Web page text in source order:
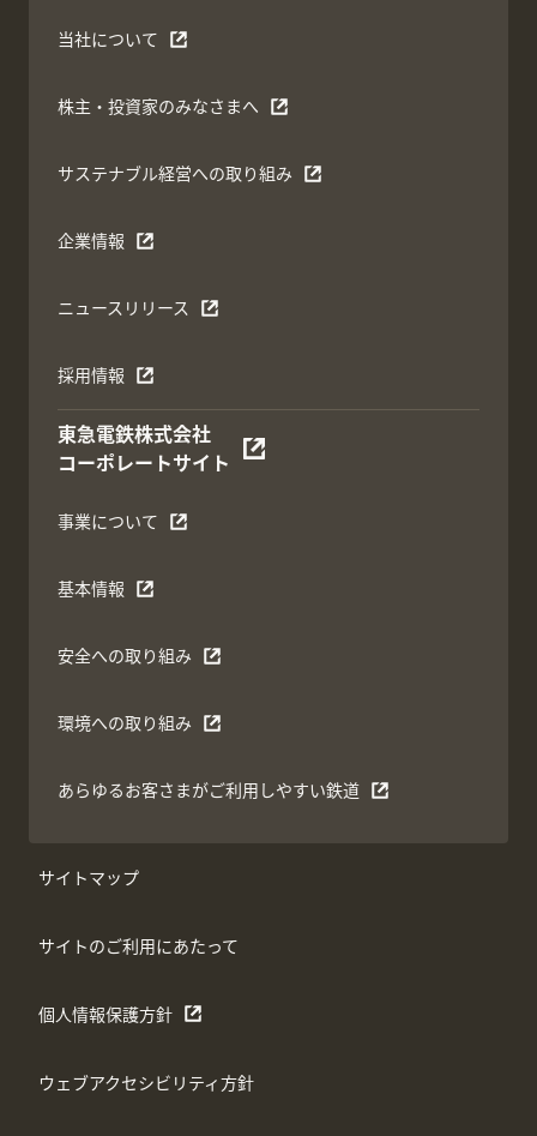
当社について
株主・投資家のみなさまへ
サステナブル経営への取り組み
企業情報
ニュースリリース
採用情報
東急電鉄株式会社
コーポレートサイト
事業について
基本情報
安全への取り組み
環境への取り組み
あらゆるお客さまがご利用しやすい鉄道
サイトマップ
サイトのご利用にあたって
個人情報保護方針
ウェブアクセシビリティ方針